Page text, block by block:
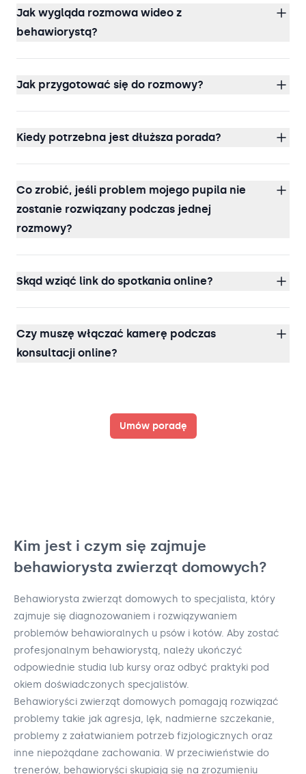
Jak wygląda rozmowa wideo z
behawiorystą?
Jak przygotować się do rozmowy?
Kiedy potrzebna jest dłuższa porada?
Co zrobić, jeśli problem mojego pupila nie
zostanie rozwiązany podczas jednej
rozmowy?
Skąd wziąć link do spotkania online?
Czy muszę włączać kamerę podczas
konsultacji online?
Umów poradę
Kim jest i czym się zajmuje
behawiorysta zwierząt domowych?
Behawiorysta zwierząt domowych to specjalista, który
zajmuje się diagnozowaniem i rozwiązywaniem
problemów behawioralnych u psów i kotów. Aby zostać
profesjonalnym behawiorystą, należy ukończyć
odpowiednie studia lub kursy oraz odbyć praktyki pod
okiem doświadczonych specjalistów.
Behawioryści zwierząt domowych pomagają rozwiązać
problemy takie jak agresja, lęk, nadmierne szczekanie,
problemy z załatwianiem potrzeb fizjologicznych oraz
inne niepożądane zachowania. W przeciwieństwie do
trenerów, behawioryści skupiają się na zrozumieniu